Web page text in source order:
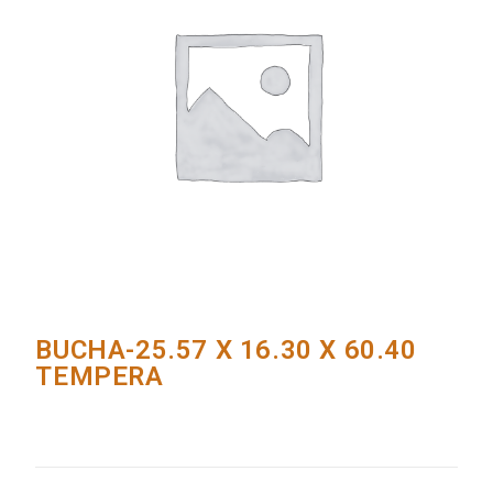
BUCHA-25.57 X 16.30 X 60.40
TEMPERA